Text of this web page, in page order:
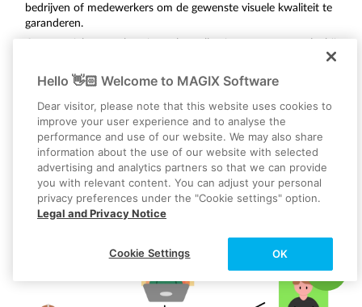
De exportwizard biedt onder meer de volgende
Uitvoer als videobestand: de film wordt op de harde schijf
opgeslagen.
een aangesloten smartphone of tablet.
Op internet zetten: de film wordt geüpload naar Vimeo of
YouTube.
bedrijven of medewerkers om de gewenste visuele kwaliteit te
garanderen.
Decinematograafis een cameraman of -vrouw met extra taken.
lichtomstandigheden en hoeken.
De coloristis een specialist voor het kleurontwerp van de film.
Hij geeft het materiaal een uniforme sfeer door nabewerking van
de opnamen wat betreft helderheid, verzadiging en kleuring.
Hello 👋🏻 Welcome to MAGIX Software
Dear visitor, please note that this website uses cookies to
improve your user experience and to analyse the
performance and use of our website. We may also share
information about the use of our website with selected
advertising and analytics partners so that we can provide
you with relevant content. You can adjust your personal
privacy preferences under the "Cookie settings" option.
Legal and Privacy Notice
OK
Cookie Settings